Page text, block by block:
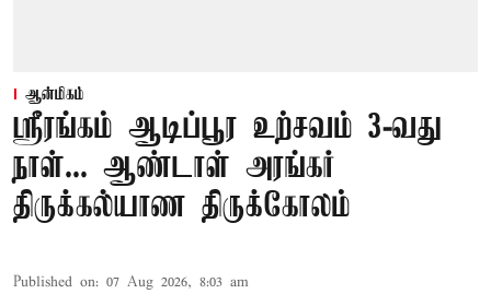
ஆன்மிகம்
ஸ்ரீரங்கம் ஆடிப்பூர உற்சவம் 3-வது
நாள்... ஆண்டாள் அரங்கர்
திருக்கல்யாண திருக்கோலம்
Published on: 07 Aug 2026, 8:03 am